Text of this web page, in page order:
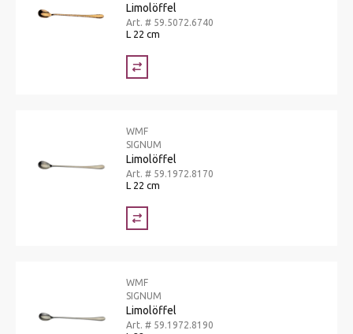
Limolöffel
Art. # 59.5072.6740
L 22 cm
WMF
SIGNUM
Limolöffel
Art. # 59.1972.8170
L 22 cm
WMF
SIGNUM
Limolöffel
Art. # 59.1972.8190